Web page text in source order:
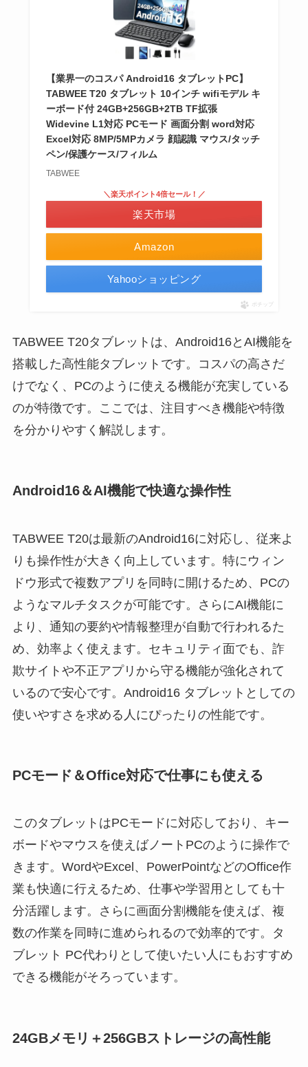
【業界一のコスパ Android16 タブレットPC】
TABWEE T20 タブレット 10インチ wifiモデル キ
ーボード付 24GB+256GB+2TB TF拡張
Widevine L1対応 PCモード 画面分割 word対応
Excel対応 8MP/5MPカメラ 顔認識 マウス/タッチ
ペン/保護ケース/フィルム
TABWEE
Amazon
＼楽天ポイント4倍セール！／
楽天市場
Yahooショッピング
ポチップ
TABWEE T20タブレットは、Android16とAI機能を
搭載した高性能タブレットです。コスパの高さだ
けでなく、PCのように使える機能が充実している
のが特徴です。ここでは、注目すべき機能や特徴
を分かりやすく解説します。
Android16＆AI機能で快適な操作性
TABWEE T20は最新のAndroid16に対応し、従来よ
りも操作性が大きく向上しています。特にウィン
ドウ形式で複数アプリを同時に開けるため、PCの
ようなマルチタスクが可能です。さらにAI機能に
より、通知の要約や情報整理が自動で行われるた
め、効率よく使えます。セキュリティ面でも、詐
欺サイトや不正アプリから守る機能が強化されて
いるので安心です。Android16 タブレットとしての
使いやすさを求める人にぴったりの性能です。
PCモード＆Office対応で仕事にも使える
このタブレットはPCモードに対応しており、キー
ボードやマウスを使えばノートPCのように操作で
きます。WordやExcel、PowerPointなどのOffice作
業も快適に行えるため、仕事や学習用としても十
分活躍します。さらに画面分割機能を使えば、複
数の作業を同時に進められるので効率的です。タ
ブレット PC代わりとして使いたい人にもおすすめ
できる機能がそろっています。
24GBメモリ＋256GBストレージの高性能